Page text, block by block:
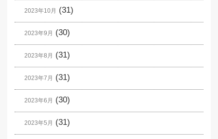
2023年10月 (31)
2023年9月 (30)
2023年8月 (31)
2023年7月 (31)
2023年6月 (30)
2023年5月 (31)